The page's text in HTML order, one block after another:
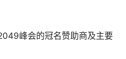
峰会的冠名赞助商及主要